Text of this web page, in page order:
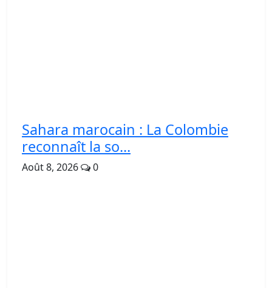
Sahara marocain : La Colombie
reconnaît la so...
Août 8, 2026 0